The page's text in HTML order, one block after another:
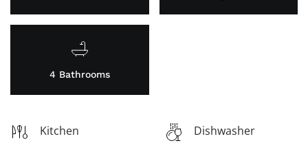
4 Bathrooms
Kitchen
Dishwasher